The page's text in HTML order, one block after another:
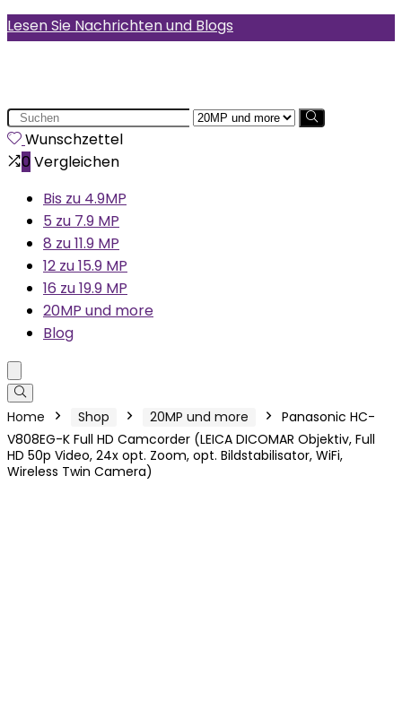
Lesen Sie Nachrichten und Blogs
Search
for:Wunschzettel
0 Vergleichen
Bis zu 4.9MP
5 zu 7.9 MP
8 zu 11.9 MP
12 zu 15.9 MP
16 zu 19.9 MP
20MP und more
Blog
Home Shop 20MP und more
Panasonic HC-
V808EG-K Full HD Camcorder (LEICA DICOMAR Objektiv, Full
HD 50p Video, 24x opt. Zoom, opt. Bildstabilisator, WiFi,
Wireless Twin Camera)